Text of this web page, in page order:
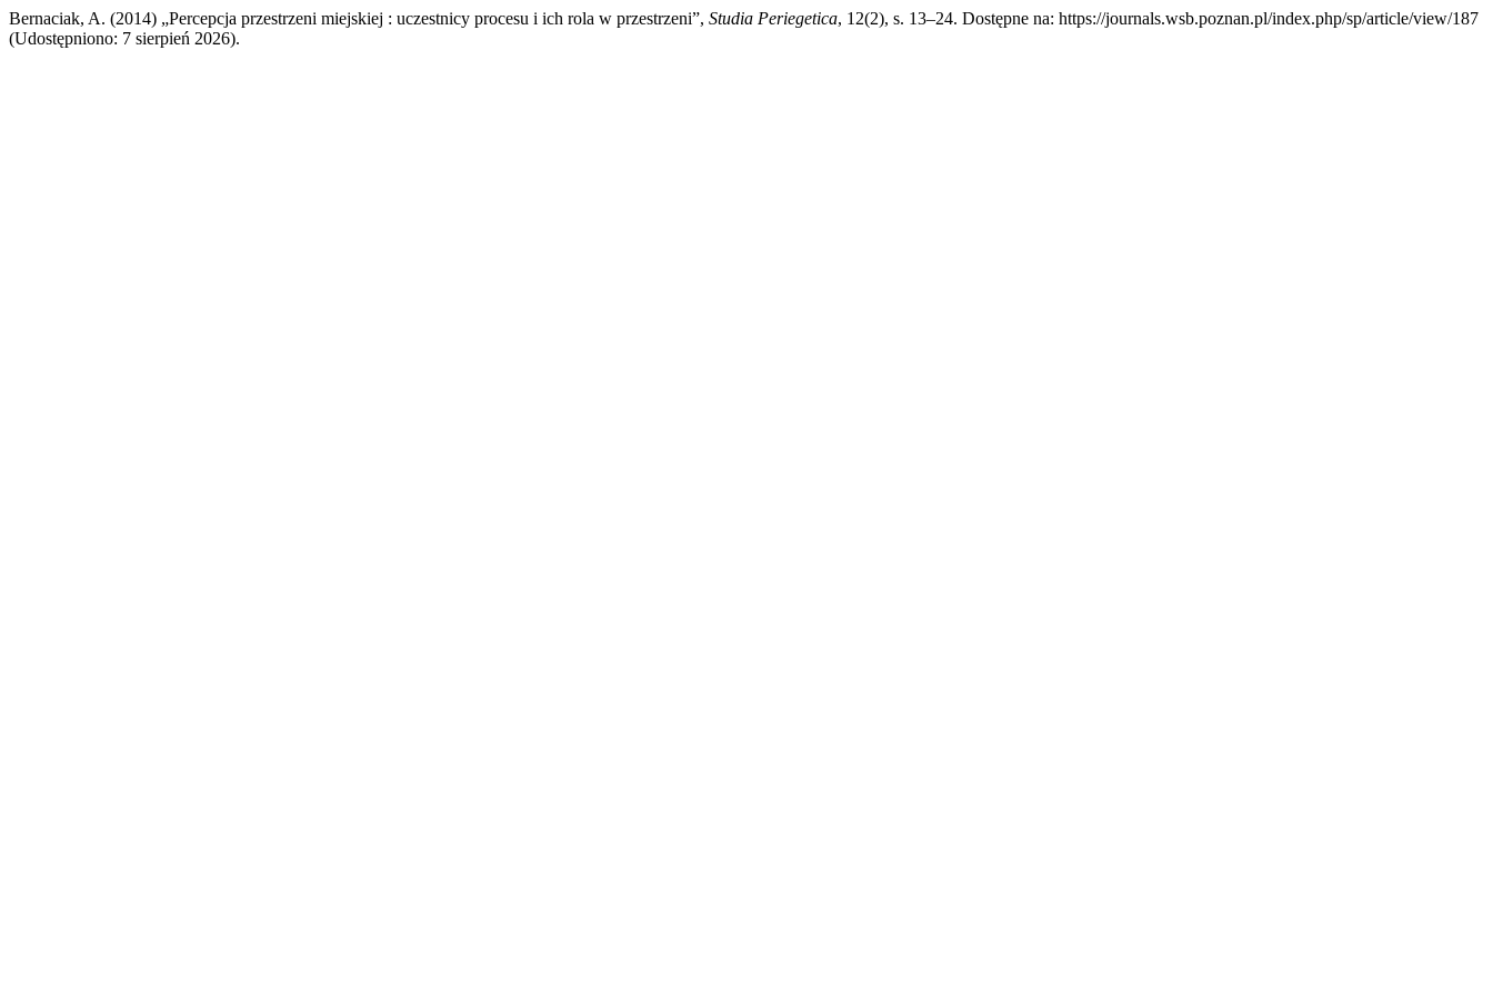
Bernaciak, A. (2014) „Percepcja przestrzeni miejskiej : uczestnicy procesu i ich rola w przestrzeni”, Studia Periegetica, 12(2), s. 13–24. Dostępne na: https://journals.wsb.poznan.pl/index.php/sp/article/view/187
(Udostępniono: 7 sierpień 2026).